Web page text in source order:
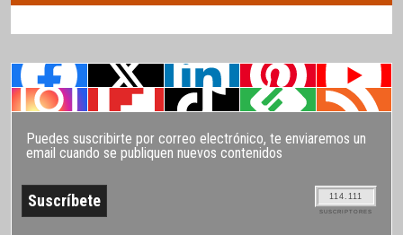
Puedes suscribirte por correo electrónico, te enviaremos un
email cuando se publiquen nuevos contenidos
114.111
SUSCRIPTORES